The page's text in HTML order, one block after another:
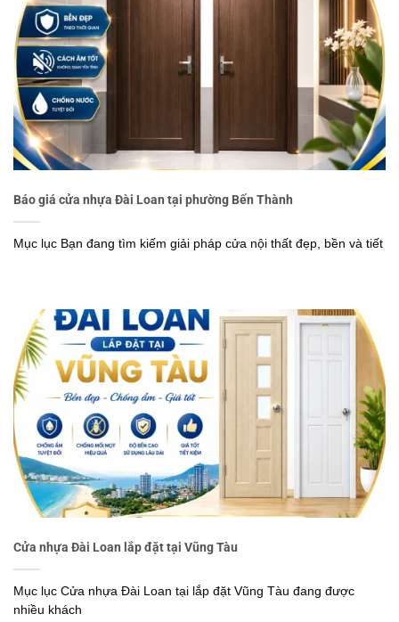
Báo giá cửa nhựa Đài Loan tại phường Bến Thành
Mục lục Bạn đang tìm kiếm giải pháp cửa nội thất đẹp, bền và tiết
Cửa nhựa Đài Loan lắp đặt tại Vũng Tàu
Mục lục Cửa nhựa Đài Loan tại lắp đặt Vũng Tàu đang được
nhiều khách